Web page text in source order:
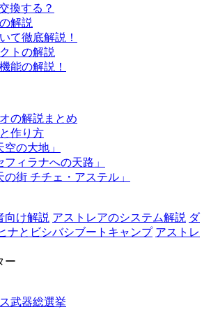
換する？
解説
て徹底解説！
トの解説
能の解説！
の解説まとめ
作り方
の大地」
ィラナへの天路」
街 チチェ・アステル」
向け解説 アストレアのシステム解説 ダ
ナとビシバシブートキャンプ アストレ
ー
武器総選挙